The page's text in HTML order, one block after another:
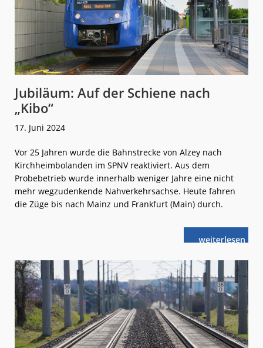
Jubiläum: Auf der Schiene nach
„Kibo“
17. Juni 2024
Vor 25 Jahren wurde die Bahnstrecke von Alzey nach
Kirchheimbolanden im SPNV reaktiviert. Aus dem
Probebetrieb wurde innerhalb weniger Jahre eine nicht
mehr wegzudenkende Nahverkehrsachse. Heute fahren
die Züge bis nach Mainz und Frankfurt (Main) durch.
weiterlese
nJubiläum:
Schiene
nach
„Kibo“